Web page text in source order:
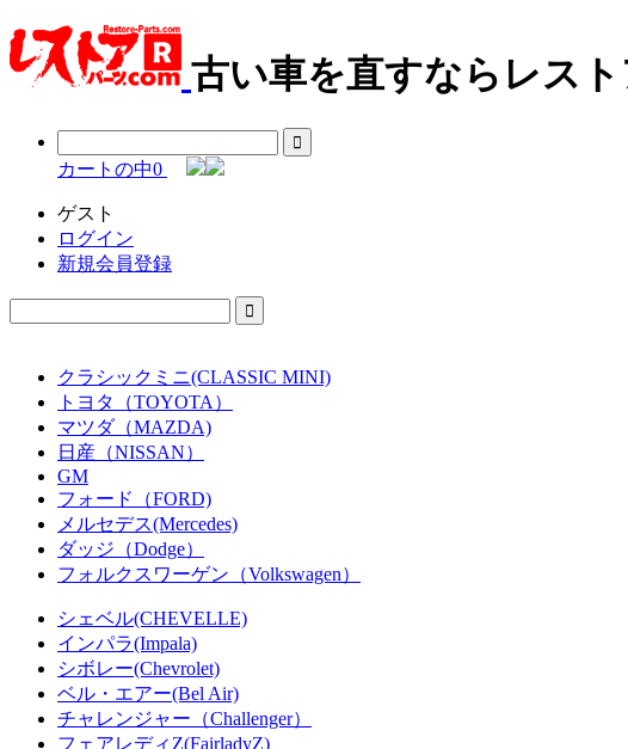
古い車を直すならレス
カートの中0
ゲスト
ログイン
新規会員登録
クラシックミニ(CLASSIC MINI)
トヨタ（TOYOTA）
マツダ（MAZDA)
日産（NISSAN）
GM
フォード（FORD)
メルセデス(Mercedes)
ダッジ（Dodge）
フォルクスワーゲン（Volkswagen）
シェベル(CHEVELLE)
インパラ(Impala)
シボレー(Chevrolet)
ベル・エアー(Bel Air)
チャレンジャー（Challenger）
フェアレディZ(FairladyZ)